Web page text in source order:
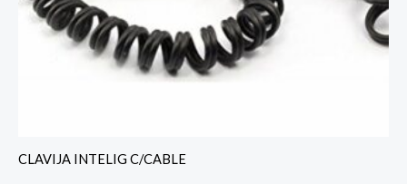
CLAVIJA INTELIG C/CABLE